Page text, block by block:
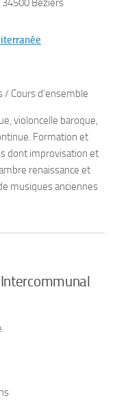
34500 Béziers
Cours d’ensemble
violoncelle baroque,
Formation et
dont improvisation et
renaissance et
musiques anciennes